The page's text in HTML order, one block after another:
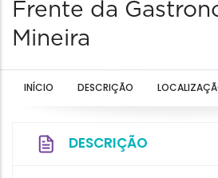
Frente da
Mineira
INÍCIO DESCRIÇÃO
DESCRIÇÃO